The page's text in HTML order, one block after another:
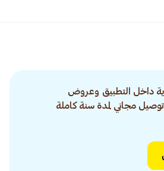
داخل التطبيق وعروض
مجاني لمدة سنة كاملة